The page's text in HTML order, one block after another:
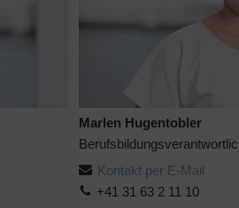
Marlen Hugentobler
Kontakt per E-Mail
+41 31 63 2 11 10